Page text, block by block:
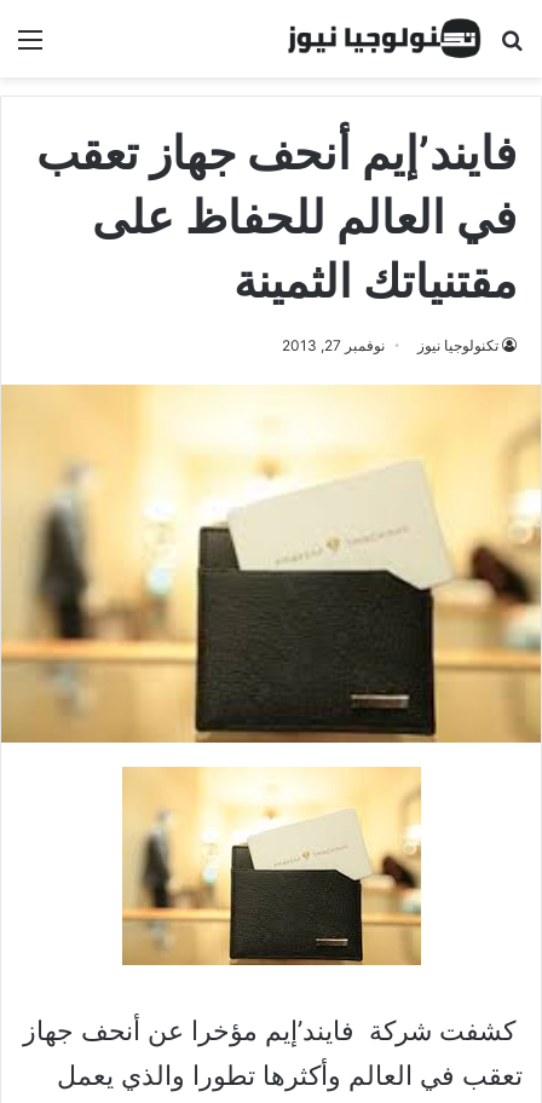
البحث عن
فايند’إيم أنحف جهاز تعقب
في العالم للحفاظ على
مقتنياتك الثمينة
تكنولوجيا نيوز نوفمبر 27, 2013
كشفت شركة فايند’إيم مؤخرا عن أنحف جهاز
تعقب في العالم وأكثرها تطورا والذي يعمل